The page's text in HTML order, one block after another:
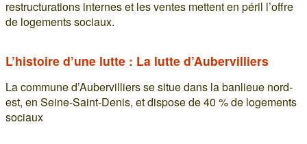
restructurations internes et les ventes mettent en péril l’offre
de logements sociaux.
L’histoire d’une lutte : La lutte d’Aubervilliers
La commune d’Aubervilliers se situe dans la banlieue nord-
est, en Seine-Saint-Denis, et dispose de 40 % de logements
sociaux